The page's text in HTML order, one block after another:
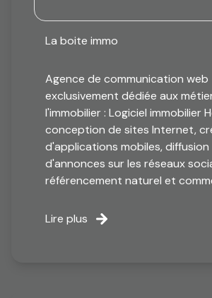
La boite immo
Agence de communication web
exclusivement dédiée aux
l'immobilier : Logiciel immobilier
conception de sites Internet,
d'applications mobiles, diffusion
d'annonces sur les réseaux
référencement naturel et
Lire plus